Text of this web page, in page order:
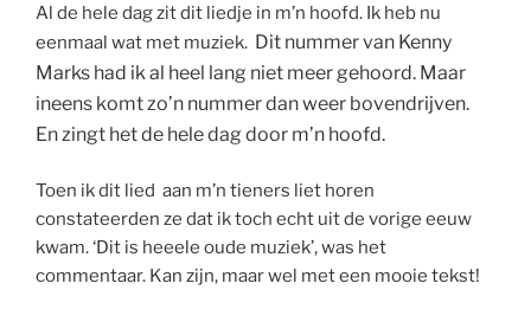
Al de hele dag zit dit liedje in m’n hoofd. Ik heb nu
eenmaal wat met muziek. Dit nummer van Kenny
Marks had ik al heel lang niet meer gehoord. Maar
ineens komt zo’n nummer dan weer bovendrijven.
En zingt het de hele dag door m’n hoofd.
Toen ik dit lied aan m’n tieners liet horen
constateerden ze dat ik toch echt uit de vorige eeuw
kwam. ‘Dit is heeele oude muziek’, was het
commentaar. Kan zijn, maar wel met een mooie tekst!